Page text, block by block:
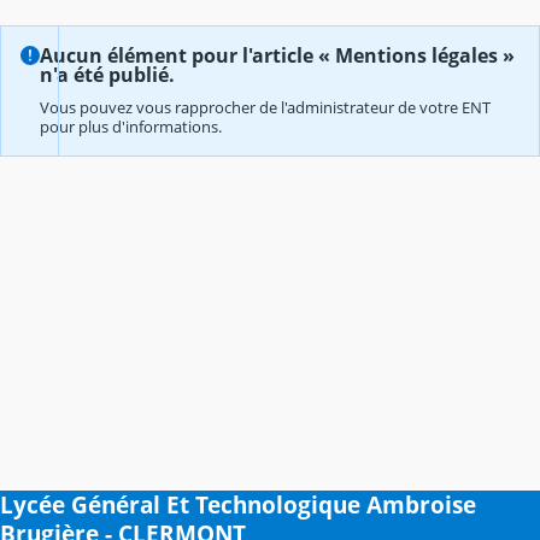
Aucun élément pour l'article « Mentions légales »
n'a été publié.
Vous pouvez vous rapprocher de l'administrateur de votre ENT
pour plus d'informations.
Lycée Général Et Technologique Ambroise
Brugière - CLERMONT